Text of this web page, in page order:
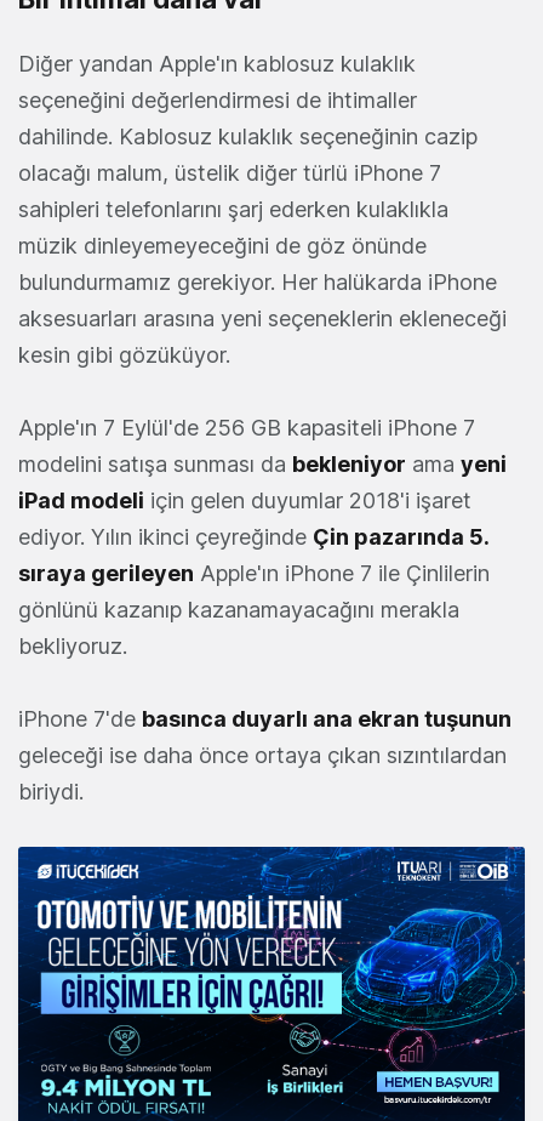
Diğer yandan Apple'ın kablosuz kulaklık
seçeneğini değerlendirmesi de ihtimaller
dahilinde. Kablosuz kulaklık seçeneğinin cazip
olacağı malum, üstelik diğer türlü iPhone 7
sahipleri telefonlarını şarj ederken kulaklıkla
müzik dinleyemeyeceğini de göz önünde
bulundurmamız gerekiyor. Her halükarda iPhone
aksesuarları arasına yeni seçeneklerin ekleneceği
kesin gibi gözüküyor.
Apple'ın 7 Eylül'de 256 GB kapasiteli iPhone 7
modelini satışa sunması da bekleniyor ama yeni
iPad modeli için gelen duyumlar 2018'i işaret
ediyor. Yılın ikinci çeyreğinde Çin pazarında 5.
sıraya gerileyen Apple'ın iPhone 7 ile Çinlilerin
gönlünü kazanıp kazanamayacağını merakla
bekliyoruz.
iPhone 7'de basınca duyarlı ana ekran tuşunun
geleceği ise daha önce ortaya çıkan sızıntılardan
biriydi.